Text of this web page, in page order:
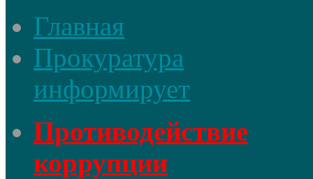
Главная
Прокуратура
информирует
Противодействие
коррупции